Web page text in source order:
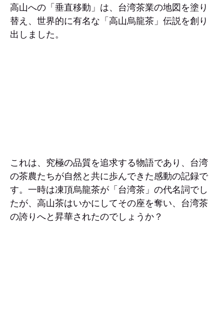
高山への「垂直移動」は、台湾茶業の地図を塗り
替え、世界的に有名な「高山烏龍茶」伝説を創り
出しました。
これは、究極の品質を追求する物語であり、台湾
の茶農たちが自然と共に歩んできた感動の記録で
す。一時は凍頂烏龍茶が「台湾茶」の代名詞でし
たが、高山茶はいかにしてその座を奪い、台湾茶
の誇りへと昇華されたのでしょうか？